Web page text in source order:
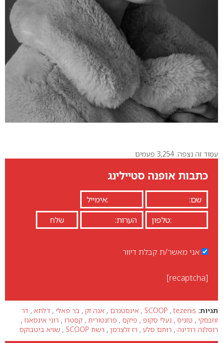
עמוד זה נצפה: 3,254 פעמים
כתבות אופנה סטיילינג
אני מאשר/ת קבלת דיוור
[recaptcha]
תגיות: SCOOP , tezenis
, אינסטגרם , אנה זק , בר פאלי , דלתא , דר
זוזבסקי , טזניס , נעלי סקופ , פיקס , פרזנטורית , קסטרו , רוני אינסאנז ,
רוסלנה רודינה , רותם סלע , רז זלצרמן , רשת SCOOP , שגיא ביטבוקס